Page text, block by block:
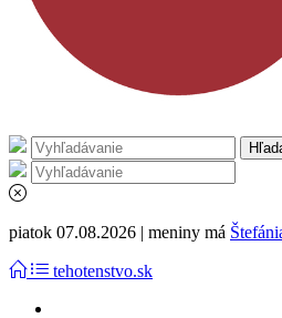
piatok 07.08.2026 | meniny má
tehotenstvo.sk